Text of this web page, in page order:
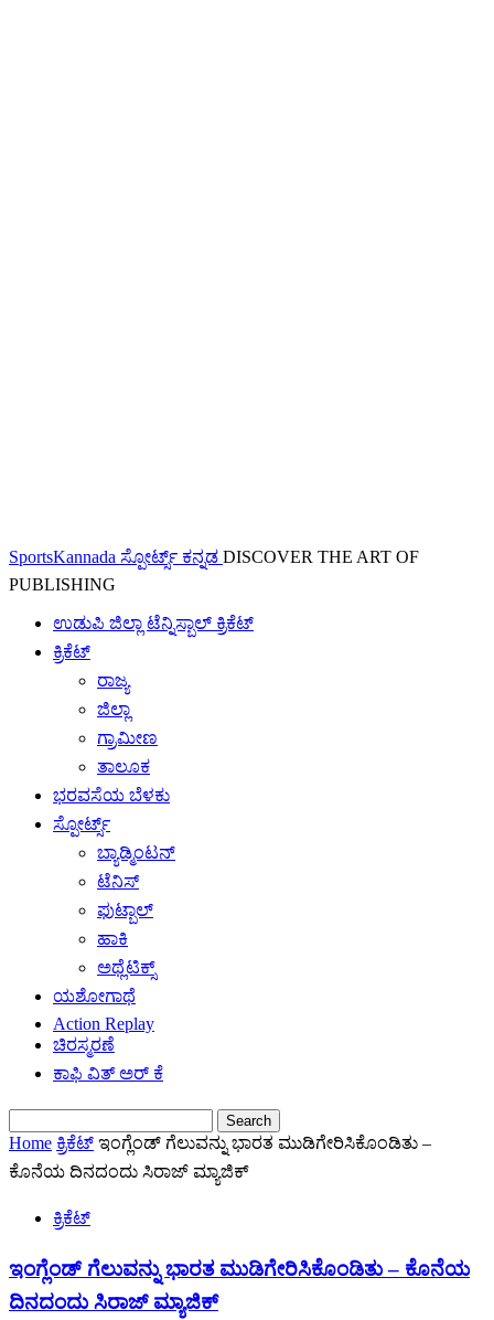
SportsKannada ಸ್ಪೋರ್ಟ್ಸ್ ಕನ್ನಡ DISCOVER THE ART OF
PUBLISHING
ಉಡುಪಿ ಜಿಲ್ಲಾ ಟೆನ್ನಿಸ್ಬಾಲ್ ಕ್ರಿಕೆಟ್
ಕ್ರಿಕೆಟ್
ರಾಜ್ಯ
ಜಿಲ್ಲಾ
ಗ್ರಾಮೀಣ
ತಾಲೂಕ
ಭರವಸೆಯ ಬೆಳಕು
ಸ್ಪೋರ್ಟ್ಸ್
ಬ್ಯಾಡ್ಮಿಂಟನ್
ಟೆನಿಸ್
ಫುಟ್ಬಾಲ್
ಹಾಕಿ
ಅಥ್ಲೆಟಿಕ್ಸ್
ಯಶೋಗಾಥೆ
Action Replay
ಚಿರಸ್ಮರಣೆ
ಕಾಫಿ ವಿತ್ ಅರ್ ಕೆ
Home ಕ್ರಿಕೆಟ್ ಇಂಗ್ಲೆಂಡ್ ಗೆಲುವನ್ನು ಭಾರತ ಮುಡಿಗೇರಿಸಿಕೊಂಡಿತು –
ಕೊನೆಯ ದಿನದಂದು ಸಿರಾಜ್ ಮ್ಯಾಜಿಕ್
ಕ್ರಿಕೆಟ್
ಇಂಗ್ಲೆಂಡ್ ಗೆಲುವನ್ನು ಭಾರತ ಮುಡಿಗೇರಿಸಿಕೊಂಡಿತು – ಕೊನೆಯ
ದಿನದಂದು ಸಿರಾಜ್ ಮ್ಯಾಜಿಕ್